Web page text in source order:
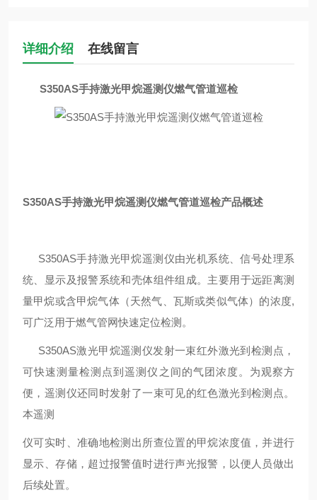
详细介绍 在线留言
S350AS手持激光甲烷遥测仪燃气管道巡检
S350AS手持激光甲烷遥测仪燃气管道巡检产品概述
S350AS手持激光甲烷遥测仪由光机系统、信号处理系
统、显示及报警系统和壳体组件组成。主要用于远距离测
量甲烷或含甲烷气体（天然气、瓦斯或类似气体）的浓度,
可广泛用于燃气管网快速定位检测。
S350AS激光甲烷遥测仪发射一束红外激光到检测点，
可快速测量检测点到遥测仪之间的气团浓度。为观察方
便，遥测仪还同时发射了一束可见的红色激光到检测点。
本遥测
仪可实时、准确地检测出所查位置的甲烷浓度值，并进行
显示、存储，超过报警值时进行声光报警，以便人员做出
后续处置。